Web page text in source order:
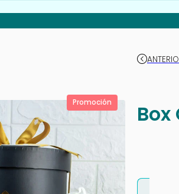
Promoción